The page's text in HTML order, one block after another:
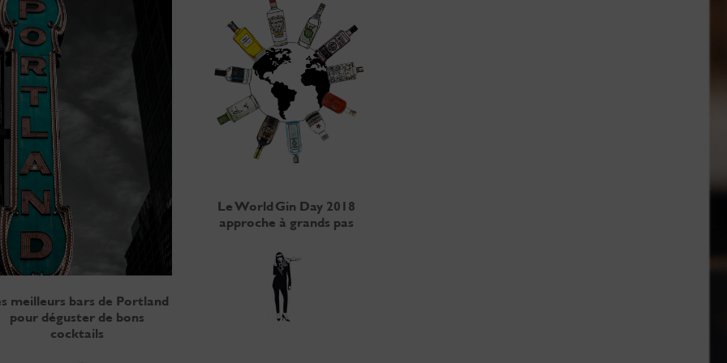
meilleurs bars de Portland
pour déguster de bons
cocktails
Le World Gin Day 2018
approche à grands pas